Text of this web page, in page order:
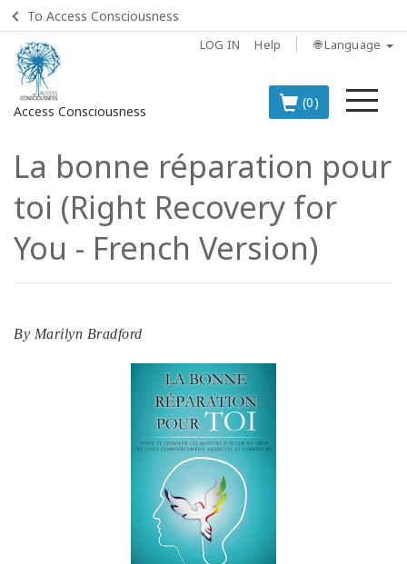
To Access Consciousness
LOG IN Help 🌐 Language
Access Consciousness
(0)
Sign
in
to
Your
Account
BOOKS
CLASSES
La bonne réparation pour
toi (Right Recovery for
You - French Version)
By Marilyn Bradford